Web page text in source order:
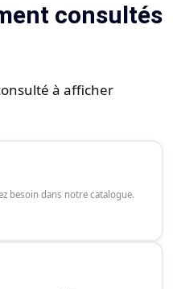
consultés
à afficher
besoin dans notre catalogue.